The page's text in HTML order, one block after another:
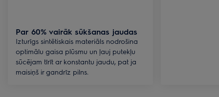
Par 60% vairāk sūkšanas jaudas
Izturīgs sintētiskais materiāls nodrošina
optimālu gaisa plūsmu un ļauj putekļu
sūcējam tīrīt ar konstantu jaudu, pat ja
maisiņš ir gandrīz pilns.